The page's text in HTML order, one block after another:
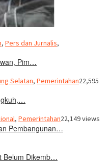
, Pers dan Jurnalis,
Pim…
Selatan, Pemerintahan22,595
, Pemerintahan22,149 views
Pembangunan…
Belum Dikemb…